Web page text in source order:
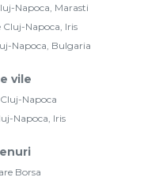
Napoca, Marasti
Napoca, Iris
Napoca, Bulgaria
vile
Napoca
Napoca, Iris
Borsa